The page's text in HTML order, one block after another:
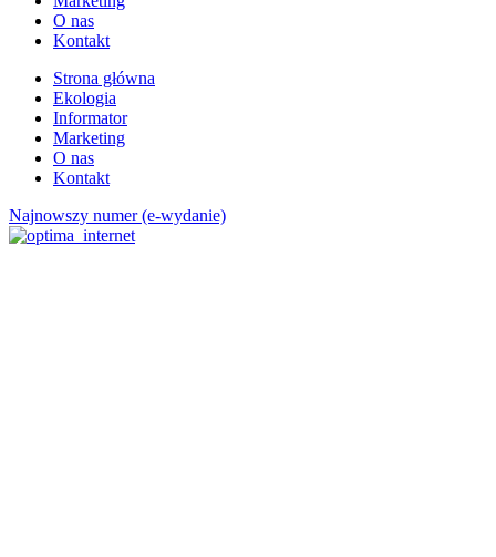
O nas
Kontakt
Strona główna
Ekologia
Informator
Marketing
O nas
Kontakt
Najnowszy numer (e-wydanie)